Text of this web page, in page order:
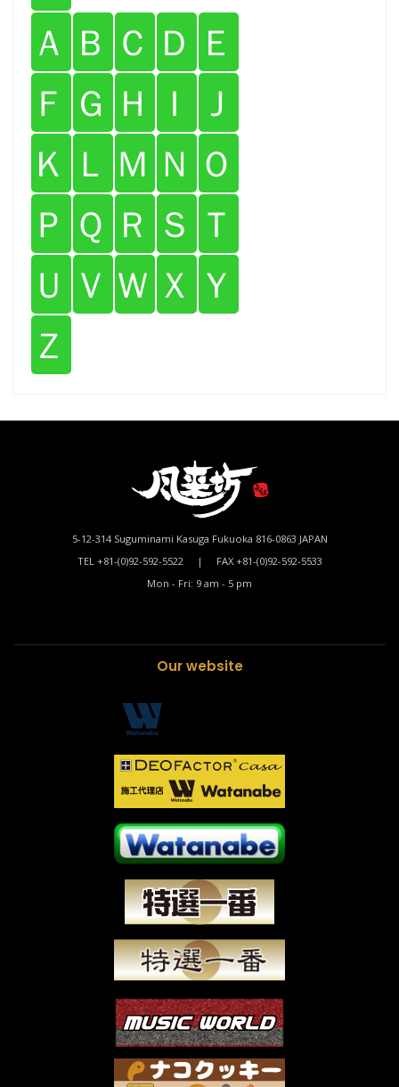
Ａ Ｂ Ｃ Ｄ Ｅ
Ｆ Ｇ Ｈ Ｉ
Ｊ
Ｋ Ｌ Ｍ Ｎ Ｏ
Ｐ Ｑ Ｒ Ｓ Ｔ
Ｕ Ｖ Ｗ Ｘ Ｙ
Ｚ
5-12-314 Suguminami Kasuga Fukuoka 816-0863 JAPAN
TEL +81-(0)92-592-5522 | FAX +81-(0)92-592-5533
Mon - Fri: 9 am - 5 pm
Our website